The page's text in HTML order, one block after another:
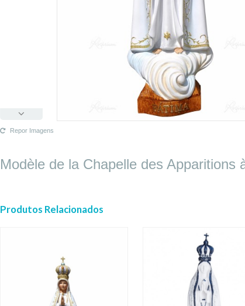
Repor Imagens
Modèle de la Chapelle des Apparitions
Produtos Relacionados